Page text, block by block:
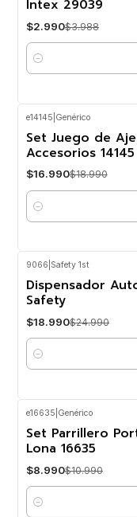
Intex 29039
$2.990$3.988
Cantidad
e14145 Genérico
Set Juego de
Accesorios 14145
$16.990$18.990
Cantidad
OFF
9066 Safety 1st
Dispensador
Safety
$18.990$24.990
Cantidad
OFF
e16635 Genérico
Set Parrillero
Lona 16635
$8.990$10.990
Cantidad